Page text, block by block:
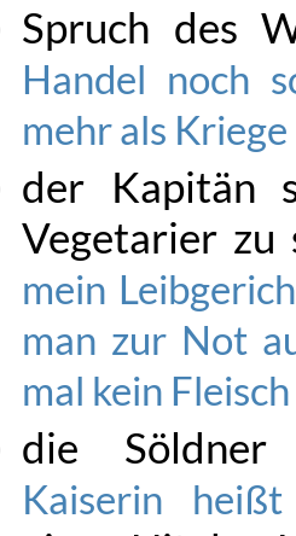
Spruch des
Handel noch
mehr als Kriege
der Kapitän
Vegetarier
mein
man zur Not
mal kein
die
Kaiserin